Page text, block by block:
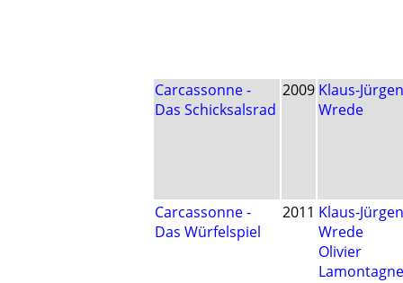
Carcassonne -
Das Schicksalsrad
2009 Klaus-Jürgen
Wrede
Carcassonne -
Das Würfelspiel
2011 Klaus-Jürgen
Wrede
Olivier
Lamontagne